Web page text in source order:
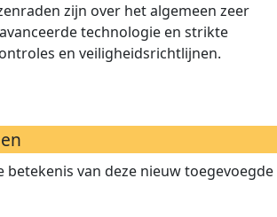
zijn over het algemeen zeer
technologie en strikte
en veiligheidsrichtlijnen.
betekenis van deze nieuw toegevoegde